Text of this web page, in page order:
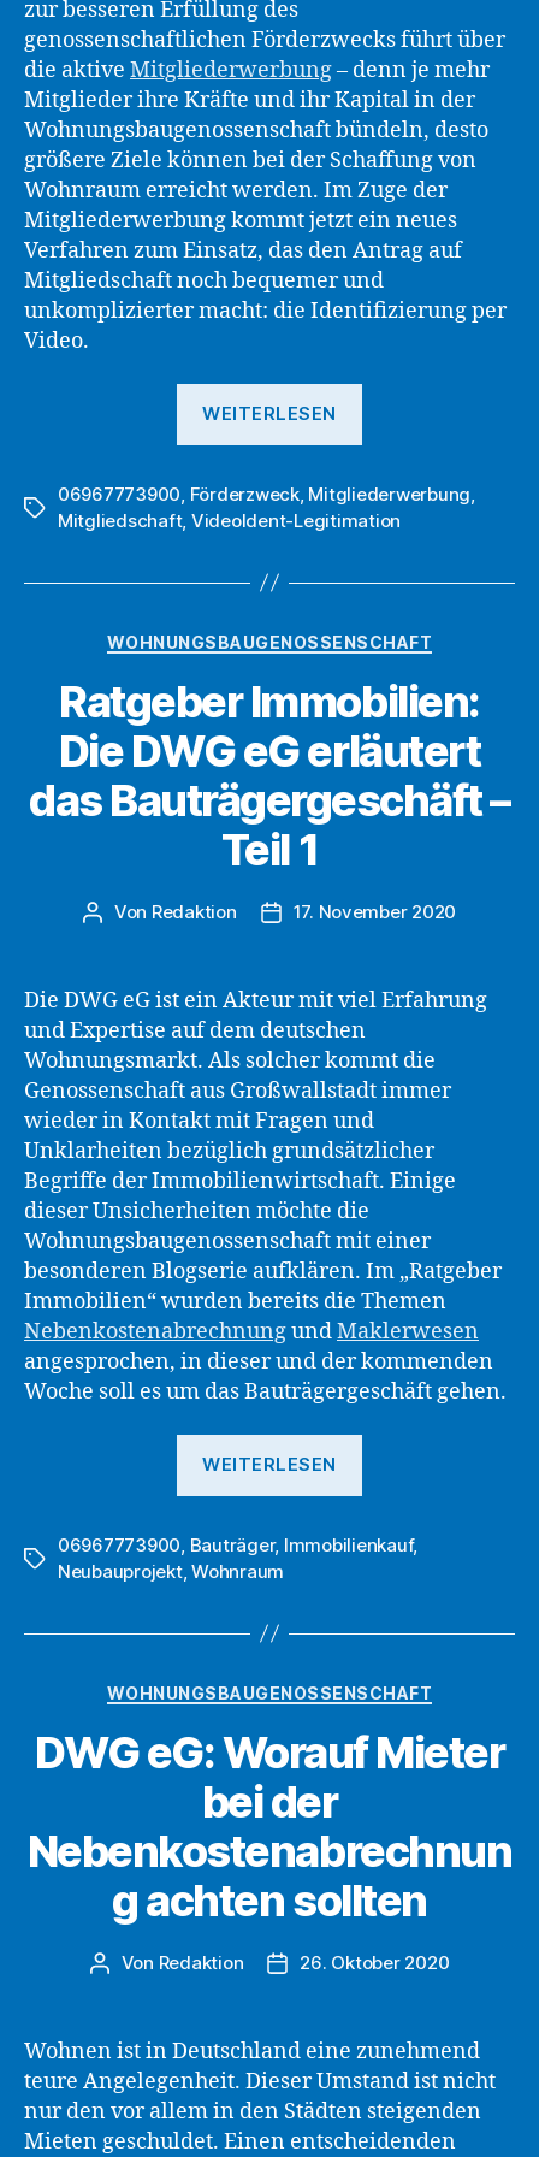
zur besseren Erfüllung des
genossenschaftlichen Förderzwecks führt über
die aktive Mitgliederwerbung– denn je mehr
Mitglieder ihre Kräfte und ihr Kapital in der
Wohnungsbaugenossenschaft bündeln, desto
größere Ziele können bei der Schaffung von
Wohnraum erreicht werden. Im Zuge der
Mitgliederwerbung kommt jetzt ein neues
Verfahren zum Einsatz, das den Antrag auf
Mitgliedschaft noch bequemer und
unkomplizierter macht: die Identifizierung per
Video.
WEITERLESEN
DWG
eG
VideoIdent-
ein
–
Teil
1“
Schlagwörter
06967773900 Förderzweck, Mitgliederwerbung
Mitgliedschaft, VideoIdent-Legitimation
Kategorien
WOHNUNGSBAUGENOSSENSCHAFT
Ratgeber Immobilien:
Die DWG eG erläutert
das Bauträgergeschäft –
Teil 1
Beitragsautor
Von Redaktion Beitragsdatum
17. November 2020
Die DWG eG ist ein Akteur mit viel Erfahrung
und Expertise auf dem deutschen
Wohnungsmarkt. Als solcher kommt die
Genossenschaft aus Großwallstadt immer
wieder in Kontakt mit Fragen und
Unklarheiten bezüglich grundsätzlicher
Begriffe der Immobilienwirtschaft. Einige
dieser Unsicherheiten möchte die
Wohnungsbaugenossenschaft mit einer
besonderen Blogserie aufklären. Im „Ratgeber
Immobilien“ wurden bereits die Themen
NebenkostenabrechnungundMaklerwesen
angesprochen, in dieser und der kommenden
Woche soll es um das Bauträgergeschäft gehen.
WEITERLESEN
DWG
das
–
Teil
1“
Schlagwörter
06967773900 Bauträger, Immobilienkauf,
Neubauprojekt,Wohnraum
Kategorien
WOHNUNGSBAUGENOSSENSCHAFT
DWG eG: Worauf Mieter
bei der
Nebenkostenabrechnun
g achten sollten
Beitragsautor
Von Redaktion Beitragsdatum
26. Oktober 2020
Wohnen ist in Deutschland eine zunehmend
teure Angelegenheit. Dieser Umstand ist nicht
nur den vor allem in den Städten steigenden
Mieten geschuldet. Einen entscheidenden